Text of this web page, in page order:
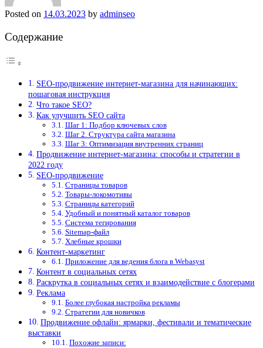
Posted on 14.03.2023 by adminseo
Содержание
SEO-продвижение интернет-магазина для начинающих:
пошаговая инструкция
Что такое SEO?
Как улучшить SEO сайта
Шаг 1: Подбор ключевых слов
Шаг 2. Структура сайта магазина
Шаг 3: Оптимизация внутренних страниц
Продвижение интернет-магазина: способы и стратегии в
2022 году
SEO-продвижение
Страницы товаров
Товары-локомотивы
Страницы категорий
Удобный и понятный каталог товаров
Система тегирования
Sitemap-файл
Хлебные крошки
Контент-маркетинг
Приложение для ведения блога в Webasyst
Контент в социальных сетях
Раскрутка в социальных сетях и взаимодействие с блогерами
Реклама
Более глубокая настройка рекламы
Стратегии для новичков
Продвижение офлайн: ярмарки, фестивали и тематические
выставки
Похожие записи: